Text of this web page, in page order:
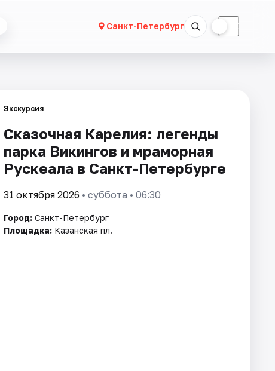
Санкт-Петербург ☾
Экскурсия
Сказочная Карелия: легенды
парка Викингов и мраморная
Рускеала в Санкт-Петербурге
31 октября 2026 • суббота • 06:30
Город: Санкт-Петербург
Площадка: Казанская пл.